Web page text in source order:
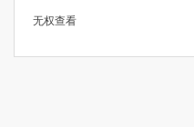
无权查看